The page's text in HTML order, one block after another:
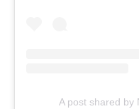
A post shared by